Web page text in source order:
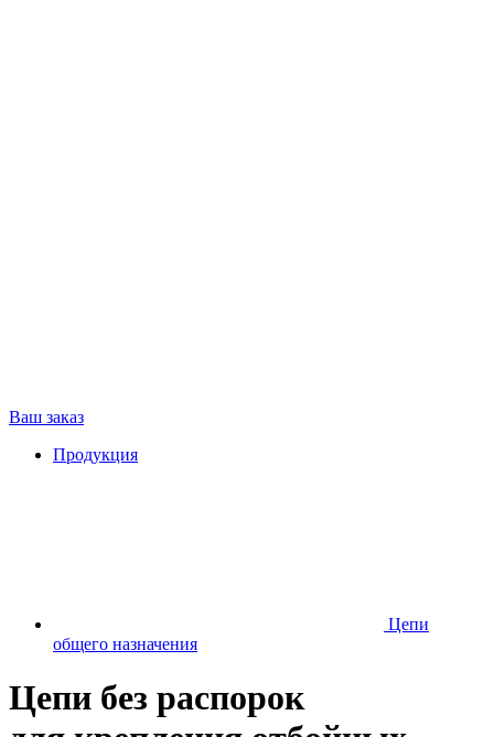
Ваш заказ
Продукция
Цепи
общего назначения
Цепи без распорок